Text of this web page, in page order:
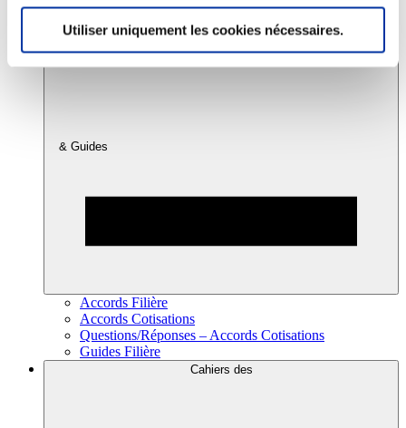
Utiliser uniquement les cookies nécessaires.
Accords
& Guides
Accords Filière
Accords Cotisations
Questions/Réponses – Accords Cotisations
Guides Filière
Cahiers des